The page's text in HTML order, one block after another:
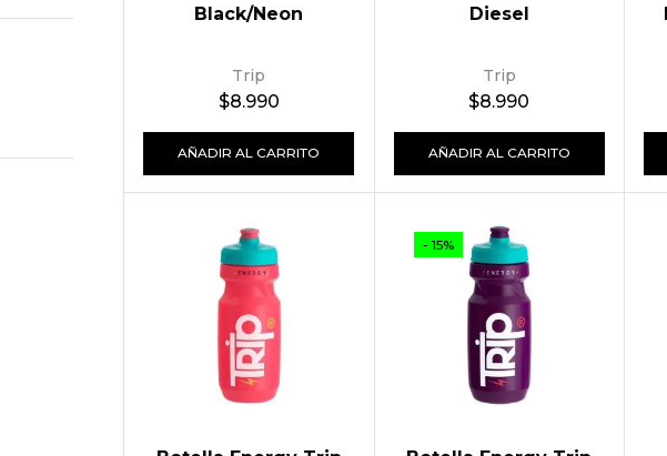
Black/Neon
Trip
$8.990
AÑADIR AL CARRITO
Diesel
Trip
$8.990
AÑADIR AL CARRITO
- 15%